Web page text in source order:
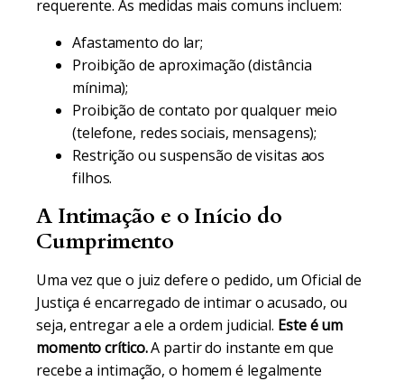
requerente. As medidas mais comuns incluem:
Afastamento do lar;
Proibição de aproximação (distância
mínima);
Proibição de contato por qualquer meio
(telefone, redes sociais, mensagens);
Restrição ou suspensão de visitas aos
filhos.
A Intimação e o Início do
Cumprimento
Uma vez que o juiz defere o pedido, um Oficial de
Justiça é encarregado de intimar o acusado, ou
seja, entregar a ele a ordem judicial. Este é um
momento crítico.A partir do instante em que
recebe a intimação, o homem é legalmente